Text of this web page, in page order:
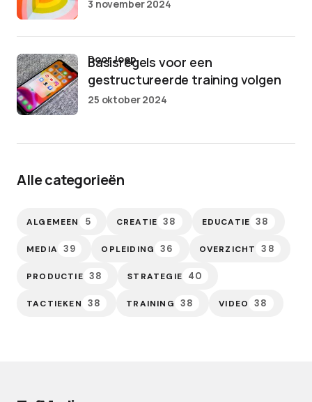
3 november 2024
Basisregels voor een
gestructureerde training volgen
door Joep
25 oktober 2024
Alle categorieën
ALGEMEEN 5 CREATIE 38 EDUCATIE 38
MEDIA 39 OPLEIDING 36 OVERZICHT 38
PRODUCTIE 38 STRATEGIE 40
TACTIEKEN 38 TRAINING 38 VIDEO 38